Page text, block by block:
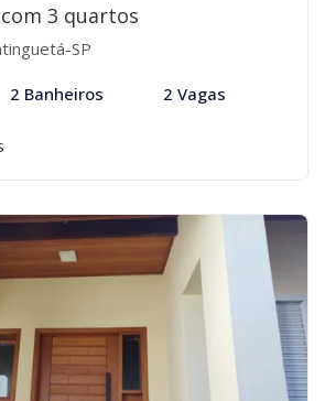
com 3 quartos
SP
2 Banheiros 2 Vagas